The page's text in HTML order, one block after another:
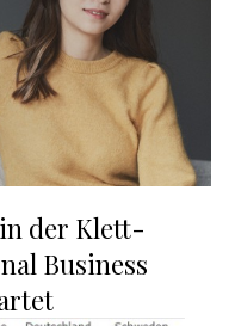
der Klett-
Business